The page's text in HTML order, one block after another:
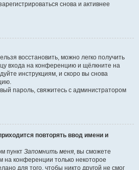
снова и активнее
восстановить, можно легко получить
входа на конференцию и щёлкните на
инструкциям, и скоро вы снова
пароль, свяжитесь с администратором
повторять ввод имени и
пункт Запомнить меня, вы сможете
на конференции только некоторое
для того, чтобы никто другой не смог